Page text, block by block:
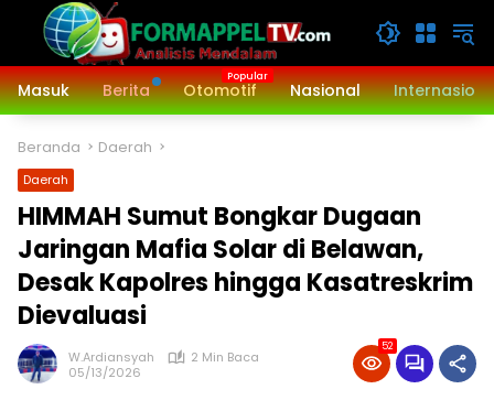
Langsung
konten
Masuk
Berita Otomotif Nasional
Beranda Daerah
Daerah
HIMMAH Sumut Bongkar Dugaan
Jaringan Mafia Solar di Belawan,
Desak Kapolres hingga Kasatreskrim
Dievaluasi
W.Ardiansyah
2 Min Baca
05/13/2026
52